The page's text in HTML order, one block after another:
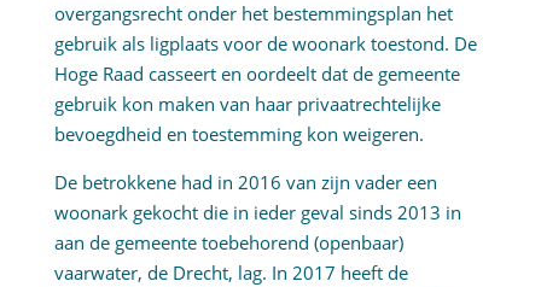
overgangsrecht onder het bestemmingsplan het
gebruik als ligplaats voor de woonark toestond. De
Hoge Raad casseert en oordeelt dat de gemeente
gebruik kon maken van haar privaatrechtelijke
bevoegdheid en toestemming kon weigeren.
De betrokkene had in 2016 van zijn vader een
woonark gekocht die in ieder geval sinds 2013 in
aan de gemeente toebehorend (openbaar)
vaarwater, de Drecht, lag. In 2017 heeft de